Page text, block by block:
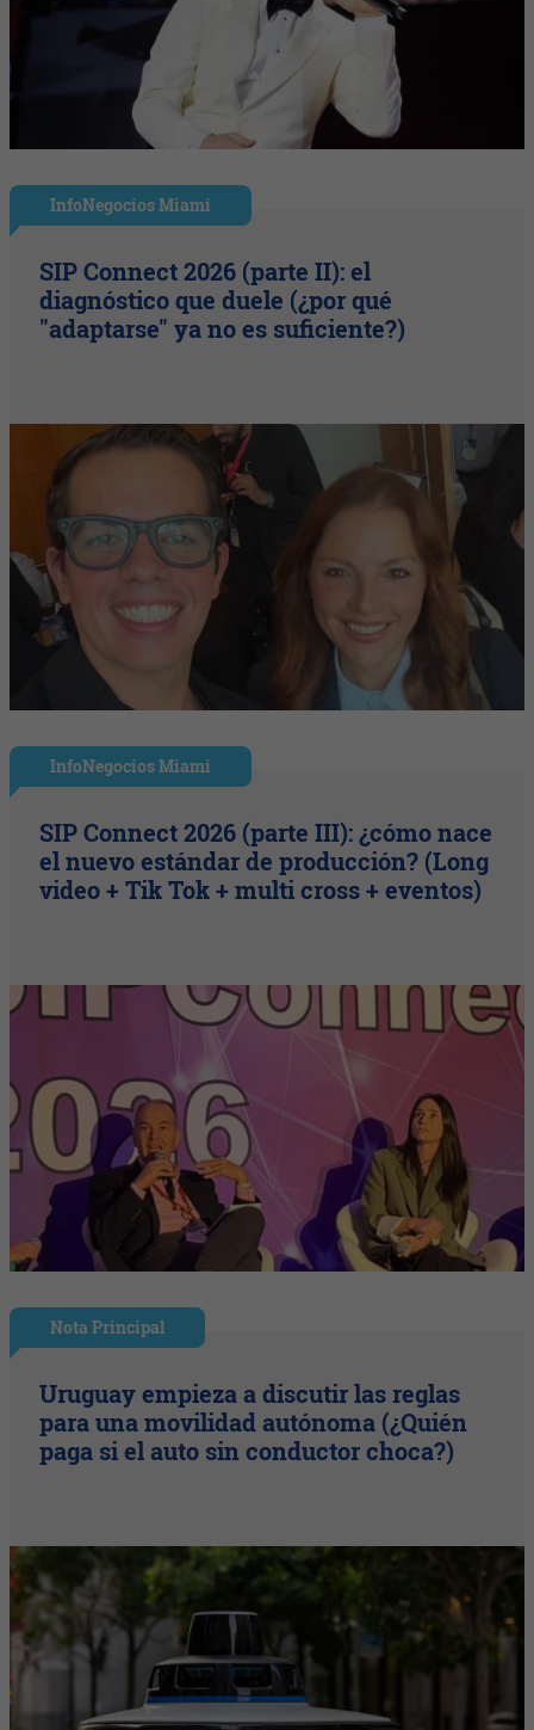
InfoNegocios Miami
SIP Connect 2026 (parte II): el
diagnóstico que duele (¿por qué
"adaptarse" ya no es suficiente?)
InfoNegocios Miami
SIP Connect 2026 (parte III): ¿cómo nace
el nuevo estándar de producción? (Long
video + Tik Tok + multi cross + eventos)
Nota Principal
Uruguay empieza a discutir las reglas
para una movilidad autónoma (¿Quién
paga si el auto sin conductor choca?)